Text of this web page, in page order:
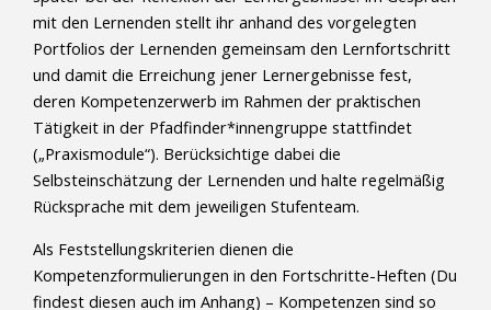
mit den Lernenden stellt ihr anhand des vorgelegten
Portfolios der Lernenden gemeinsam den Lernfortschritt
und damit die Erreichung jener Lernergebnisse fest,
deren Kompetenzerwerb im Rahmen der praktischen
Tätigkeit in der Pfadfinder*innengruppe stattfindet
(„Praxismodule“). Berücksichtige dabei die
Selbsteinschätzung der Lernenden und halte regelmäßig
Rücksprache mit dem jeweiligen Stufenteam.
Als Feststellungskriterien dienen die
Kompetenzformulierungen in den Fortschritte-Heften (Du
findest diesen auch im Anhang) – Kompetenzen sind so